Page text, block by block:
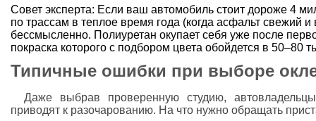
Совет эксперта: Если ваш автомобиль стоит дороже 4
по трассам в теплое время года (когда асфальт свежий
бессмысленно. Полиуретан окупает себя уже после
покраска которого с подбором цвета обойдется в 50–80
Типичные ошибки при выборе
Даже выбрав проверенную студию,
приводят к разочарованию. На что нужно обращать